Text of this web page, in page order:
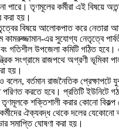
না পারে। তৃণমূলের কর্মীরা এই বিষয়ে
করা হয়।
বিষয়ে আলোকপাত করে নেতারা
কামরুজ্জামান-এর সুযোগ্য নেতৃত্বে
গতিশীল উপজেলা কমিটি গঠিত
সংগ্রামে রাজপথে অগ্রণী ভূমিকা
হয়।
বর্তমান রাজনৈতিক প্রেক্ষাপটে
করতে হবে। প্রতিটি ইউনিটে
তৃণমূলকে শক্তিশালী করার কোনো
ঐক্যবদ্ধ থেকে দলের যেকোনো
সমাপ্তি ঘোষণা করা হয়।